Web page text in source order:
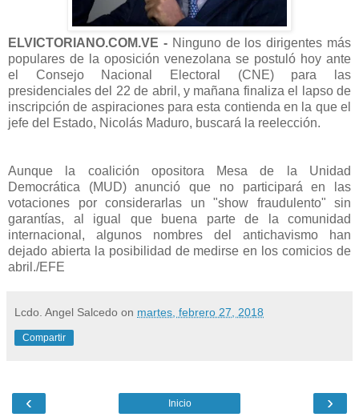
ELVICTORIANO.COM.VE -Ninguno de los dirigentes más
populares de la oposición venezolana se postuló hoy ante
el Consejo Nacional Electoral (CNE) para las
presidenciales del 22 de abril, y mañana finaliza el lapso de
inscripción de aspiraciones para esta contienda en la que el
jefe del Estado, Nicolás Maduro, buscará la reelección.
Aunque la coalición opositora Mesa de la Unidad
Democrática (MUD) anunció que no participará en las
votaciones por considerarlas un "show fraudulento" sin
garantías, al igual que buena parte de la comunidad
internacional, algunos nombres del antichavismo han
dejado abierta la posibilidad de medirse en los comicios de
abril./EFE
Lcdo. Angel Salcedo on martes, febrero 27, 2018
Compartir
‹ ›
Inicio